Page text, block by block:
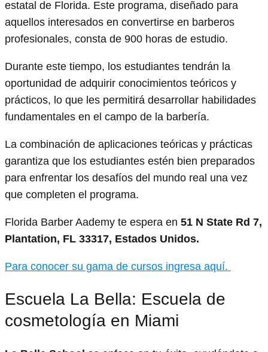
estatal de Florida. Este programa, diseñado para
aquellos interesados en convertirse en barberos
profesionales, consta de 900 horas de estudio.
Durante este tiempo, los estudiantes tendrán la
oportunidad de adquirir conocimientos teóricos y
prácticos, lo que les permitirá desarrollar habilidades
fundamentales en el campo de la barbería.
La combinación de aplicaciones teóricas y prácticas
garantiza que los estudiantes estén bien preparados
para enfrentar los desafíos del mundo real una vez
que completen el programa.
Florida Barber Aademy te espera en 51 N State Rd 7,
Plantation, FL 33317, Estados Unidos.
Para conocer su gama de cursos ingresa aquí.
Escuela La Bella: Escuela de
cosmetología en Miami